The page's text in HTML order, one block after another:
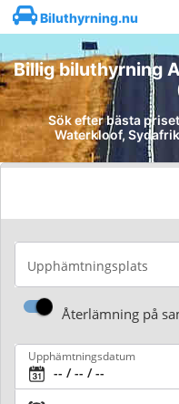
Biluthyrning.nu
Billig biluthyrning
Sök efter bästa
Waterkloof,
Upphämtningsplats
Återlämning på
Upphämtningsdatum